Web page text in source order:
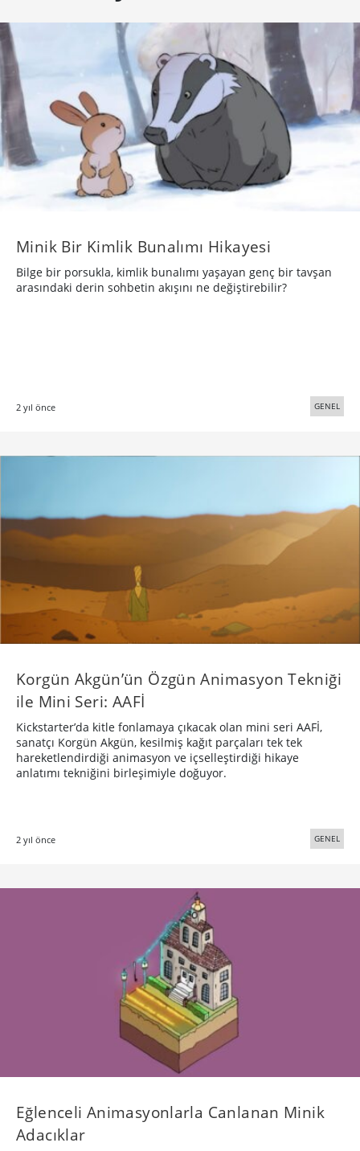
Minik Bir Kimlik Bunalımı Hikayesi
Bilge bir porsukla, kimlik bunalımı yaşayan genç bir tavşan
arasındaki derin sohbetin akışını ne değiştirebilir?
2 yıl önce GENEL
Korgün Akgün’ün Özgün Animasyon Tekniği
ile Mini Seri: AAFİ
Kickstarter’da kitle fonlamaya çıkacak olan mini seri AAFİ,
sanatçı Korgün Akgün, kesilmiş kağıt parçaları tek tek
hareketlendirdiği animasyon ve içselleştirdiği hikaye
anlatımı tekniğini birleşimiyle doğuyor.
2 yıl önce GENEL
Eğlenceli Animasyonlarla Canlanan Minik
Adacıklar